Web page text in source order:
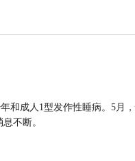
和成人1型发作性睡病。5月
不断。